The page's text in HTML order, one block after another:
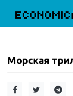
Морская